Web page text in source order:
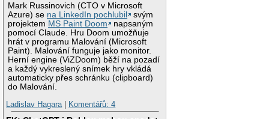
Mark Russinovich (CTO v Microsoft
Azure) se na LinkedIn pochlubil
svým
projektem MS Paint Doom
napsaným
pomocí Claude. Hru Doom umožňuje
hrát v programu Malování (Microsoft
Paint). Malování funguje jako monitor.
Herní engine (ViZDoom) běží na pozadí
a každý vykreslený snímek hry vkládá
automaticky přes schránku (clipboard)
do Malování.
Ladislav Hagara| Komentářů: 4